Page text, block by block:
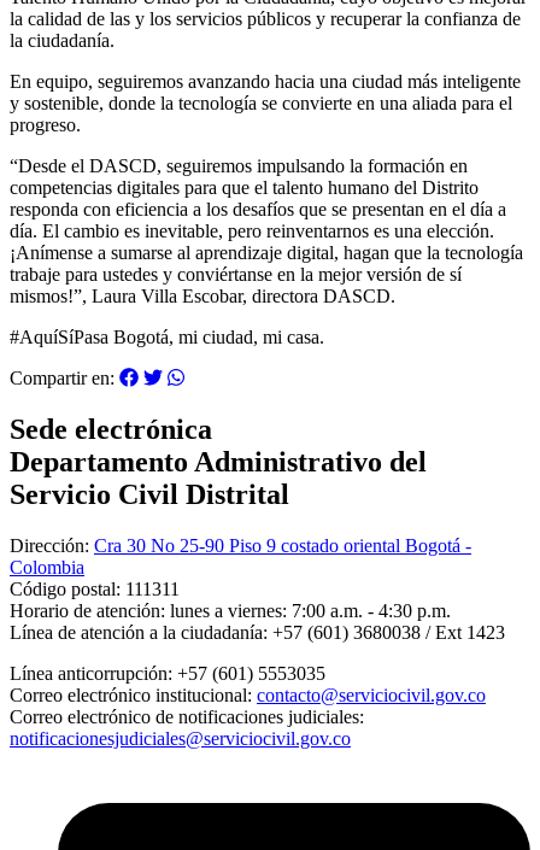
la calidad de las y los servicios públicos y recuperar la confianza de
la ciudadanía.
En equipo, seguiremos avanzando hacia una ciudad más inteligente
y sostenible, donde la tecnología se convierte en una aliada para el
progreso.
“Desde el DASCD, seguiremos impulsando la formación en
competencias digitales para que el talento humano del Distrito
responda con eficiencia a los desafíos que se presentan en el día a
día. El cambio es inevitable, pero reinventarnos es una elección.
¡Anímense a sumarse al aprendizaje digital, hagan que la tecnología
trabaje para ustedes y conviértanse en la mejor versión de sí
mismos!”, Laura Villa Escobar, directora DASCD.
#AquíSíPasa Bogotá, mi ciudad, mi casa.
Compartir en:
Sede electrónica
Departamento Administrativo del
Servicio Civil Distrital
Dirección: Cra 30 No 25-90 Piso 9 costado oriental Bogotá -
Colombia
Código postal: 111311
Horario de atención: lunes a viernes: 7:00 a.m. - 4:30 p.m.
Línea de atención a la ciudadanía: +57 (601) 3680038 / Ext 1423
Línea anticorrupción: +57 (601) 5553035
Correo electrónico institucional: contacto@serviciocivil.gov.co
Correo electrónico de notificaciones judiciales:
notificacionesjudiciales@serviciocivil.gov.co